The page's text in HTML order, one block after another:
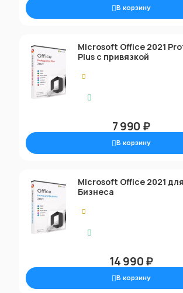
В корзину
Microsoft Office 2021
Plus с привязкой
7 990 ₽
В корзину
Microsoft Office 2021
Бизнеса
14 990 ₽
В корзину